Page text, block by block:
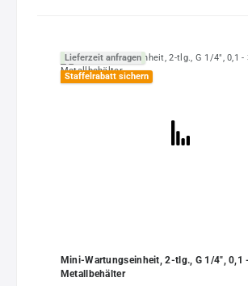
Lieferzeit anfragen
Staffelrabatt sichern
Mini-Wartungseinheit, 2-tlg., G 1/4", 0,1
Metallbehälter